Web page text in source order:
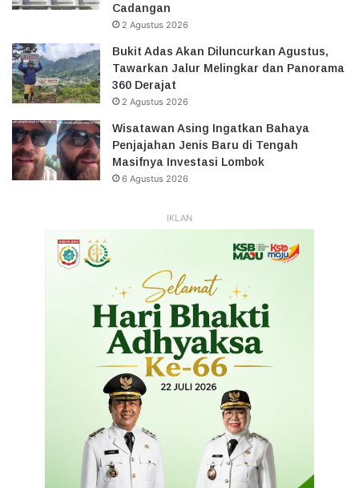
Cadangan
2 Agustus 2026
Bukit Adas Akan Diluncurkan Agustus,
Tawarkan Jalur Melingkar dan Panorama
360 Derajat
2 Agustus 2026
Wisatawan Asing Ingatkan Bahaya
Penjajahan Jenis Baru di Tengah
Masifnya Investasi Lombok
6 Agustus 2026
IKLAN